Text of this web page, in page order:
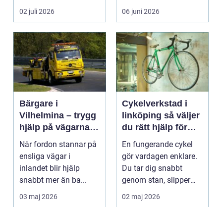
02 juli 2026 06 juni 2026
Bärgare i
Vilhelmina – trygg
hjälp på vägarna
året runt
När fordon stannar på
ensliga vägar i
inlandet blir hjälp
snabbt mer än ba...
03 maj 2026
Cykelverkstad i
linköping så väljer
du rätt hjälp för
din cykel
En fungerande cykel
gör vardagen enklare.
Du tar dig snabbt
genom stan, slipper
köer och får motion ...
02 maj 2026